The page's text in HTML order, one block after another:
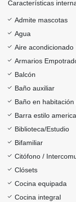
Características
Admite mascotas
Agua
Aire acondicionado
Armarios
Balcón
Baño auxiliar
Baño en habitación
Barra estilo
Biblioteca/Estudio
Bifamiliar
Citófono /
Clósets
Cocina equipada
Cocina integral